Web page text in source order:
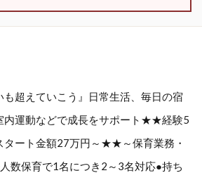
も超えていこう』日常生活、毎日の宿
内運動などで成長をサポート★★経験5
タート金額27万円～★★～保育業務・
数保育で1名につき2～3名対応●持ち